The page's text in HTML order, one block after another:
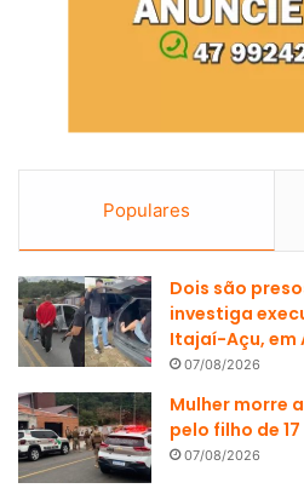
Populares
Dois são
investiga
Itajaí-Açu, em
07/08/2026
Mulher morre
pelo filho de
07/08/2026